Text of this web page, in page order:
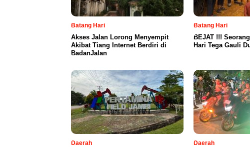
Batang Hari
Akses Jalan Lorong Menyempit
Akibat Tiang Internet Berdiri di
BadanJalan
Batang Hari
BEJAT !!!
Hari Tega Gauli
Daerah Daerah